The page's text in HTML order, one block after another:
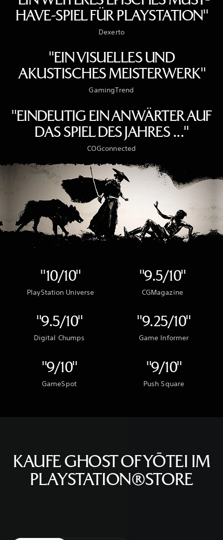
HAVE-SPIEL FÜR PLAYSTATION"
Dexerto
"EIN VISUELLES UND
AKUSTISCHES MEISTERWERK"
GamingTrend
"EINDEUTIG EIN ANWÄRTER AUF
DAS SPIEL DES JAHRES ..."
COGconnected
"10/10"
PlayStation Universe
"9.5/10"
CGMagazine
"9.5/10"
Digital Chumps
"9.25/10"
Game Informer
"9/10"
GameSpot
"9/10"
Push Square
KAUFE GHOST OF YŌTEI IM
PLAYSTATION®STORE